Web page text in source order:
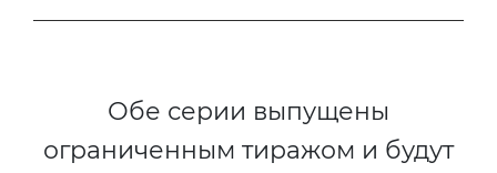
Обе серии выпущены
ограниченным тиражом и будут